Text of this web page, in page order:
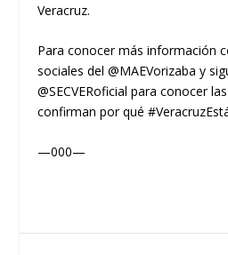
Veracruz.
Para conocer más información
sociales del @MAEVorizaba y
@SECVERoficial para conocer
confirman por qué
—000—